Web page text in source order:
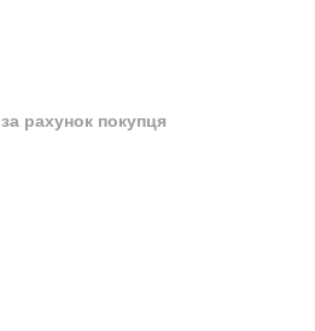
за рахунок покупця